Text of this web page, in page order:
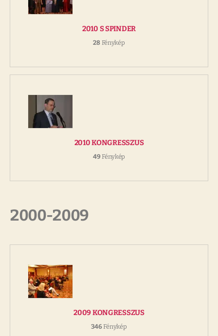
2010 S SPINDER
28Fénykép
2010 KONGRESSZUS
49 Fénykép
2000-2009
2009 KONGRESSZUS
346Fénykép